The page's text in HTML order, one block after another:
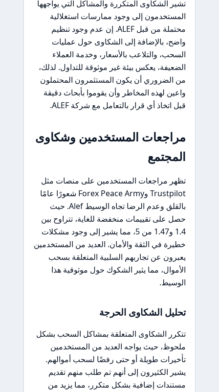
تشير الشكاوى المتكررة والمشاكل التي يواجهها
المستخدمون إلى وجود ممارسات استغلالية
محتملة من قبل ALEF. إن عدم وجود تنظيم
واضح، بالإضافة إلى الشكاوى حول عمليات
السحب، والتلاعب بالأسعار، وخدمة العملاء
الضعيفة، يعكس بيئة غير موثوقة للتداول. لذلك،
من الضروري أن يكون المستثمرون المحتملون
واعين لهذه المخاطر وأن يقوموا بأبحاث دقيقة
قبل اتخاذ أي قرار بالتعامل مع شركة ALEF.
مراجعات المستخدمين وشكاوى
المجتمع
تظهر مراجعات المستخدمين على منصات مثل
Trustpilot وForex Peace Army شعورًا عامًا
بالقلق وعدم الرضا تجاه الوسيط Alef. حيث
حصل على تقييمات منخفضة للغاية، تتراوح بين
1.4 و1.47 من 5، مما يشير إلى وجود مشكلات
خطيرة في الثقة والأمان. العديد من المستخدمين
يعبرون عن تجاربهم السلبية المتعلقة بسحب
الأموال، مما يثير الشكوك حول موثوقية هذا
الوسيط.
تحليل الشكاوى الحرجة
تتكرر الشكاوى المتعلقة بمشاكل السحب بشكل
ملحوظ، حيث يواجه العديد من المستخدمين
تأخيرات طويلة أو حتى رفضًا لسحب أموالهم.
يشير الكثيرون إلى أنهم تم طلب منهم تقديم
مستندات إضافية بشكل متكرر، مما يزيد من